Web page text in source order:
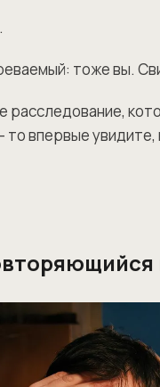
тоже вы.
расследование,
впервые